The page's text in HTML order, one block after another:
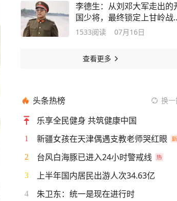
李德生：从刘邓大军走出的
国少将，最终锁定上甘岭战
胜局的前线总指挥，受到毛主
1533阅读 07月16日
查看更多
头条热榜 换
乐享全民健身 共筑健康中国
1 新疆女孩在天津偶遇支教老师哭红眼
2 台风白海豚已进入24小时警戒线
3 上半年国内居民出游人次34.63亿
4 朱卫东：统一是现在进行时